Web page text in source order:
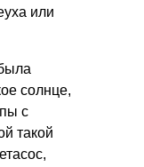
или
солнце,
с
такой